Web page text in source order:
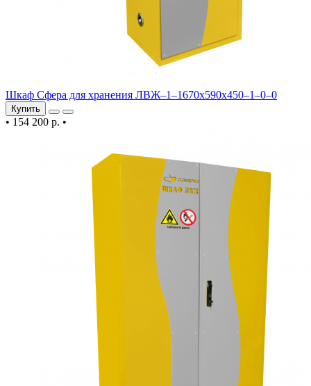
Шкаф Сфера для хранения ЛВЖ–1–1670х590х450–1–0–0
Купить
• 154 200 р. •